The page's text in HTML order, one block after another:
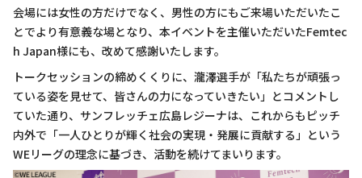
会場には女性の方だけでなく、男性の方にもご来場いただいたこ
とでより有意義な場となり、本イベントを主催いただいたFemtec
h Japan様にも、改めて感謝いたします。
トークセッションの締めくくりに、瀧澤選手が「私たちが頑張っ
ている姿を見せて、皆さんの力になっていきたい」とコメントし
ていた通り、サンフレッチェ広島レジーナは、これからもピッチ
内外で「一人ひとりが輝く社会の実現・発展に貢献する」という
WEリーグの理念に基づき、活動を続けてまいります。